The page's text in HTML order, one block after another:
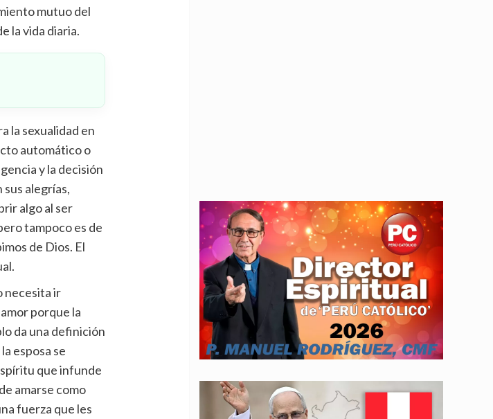
mutuo del
la vida diaria.
la sexualidad en
automático o
y la decisión
alegrías,
algo al ser
tampoco es de
de Dios. El
necesita ir
porque la
da una definición
esposa se
que infunde
amarse como
fuerza que les